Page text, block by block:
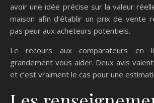
avoir une idée précise sur la valeur
maison afin d’établir un prix de vente
pas peur aux acheteurs potentiels.
Le recours aux comparateurs en
grandement vous aider. Deux avis valent
et c’est vraiment le cas pour une